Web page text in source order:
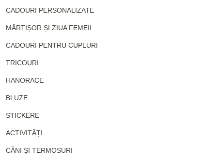
CADOURI PERSONALIZATE
MĂRȚIȘOR ȘI ZIUA FEMEII
CADOURI PENTRU CUPLURI
TRICOURI
HANORACE
BLUZE
STICKERE
ACTIVITĂȚI
CĂNI ȘI TERMOSURI